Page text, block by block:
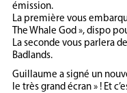
émission.
La première vous
The Whale God », dispo
La seconde vous parlera
Badlands.
Guillaume a signé un
le très grand écran » ! Et